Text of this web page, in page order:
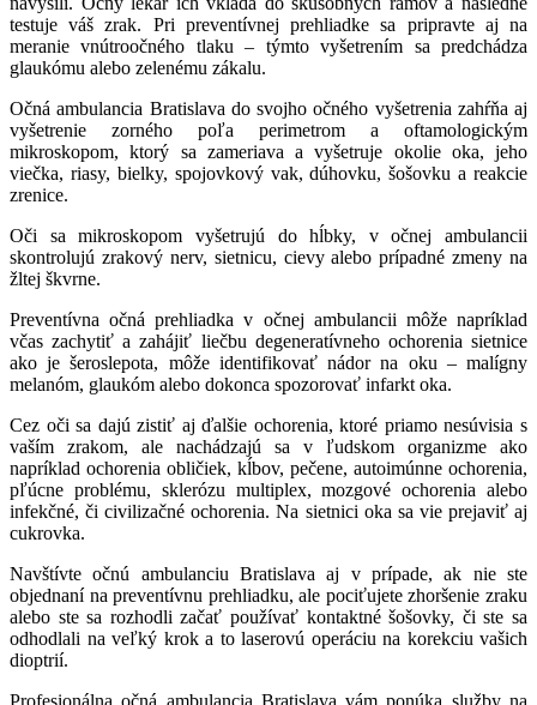
testuje váš zrak. Pri preventívnej prehliadke sa pripravte aj na
meranie vnútroočného tlaku – týmto vyšetrením sa predchádza
glaukómu alebo zelenému zákalu.
Očná ambulancia Bratislava do svojho očného vyšetrenia zahŕňa aj
vyšetrenie zorného poľa perimetrom a oftamologickým
mikroskopom, ktorý sa zameriava a vyšetruje okolie oka, jeho
viečka, riasy, bielky, spojovkový vak, dúhovku, šošovku a reakcie
zrenice.
Oči sa mikroskopom vyšetrujú do hĺbky, v očnej ambulancii
skontrolujú zrakový nerv, sietnicu, cievy alebo prípadné zmeny na
žltej škvrne.
Preventívna očná prehliadka v očnej ambulancii môže napríklad
včas zachytiť a zahájiť liečbu degeneratívneho ochorenia sietnice
ako je šeroslepota, môže identifikovať nádor na oku – malígny
melanóm, glaukóm alebo dokonca spozorovať infarkt oka.
Cez oči sa dajú zistiť aj ďalšie ochorenia, ktoré priamo nesúvisia s
vaším zrakom, ale nachádzajú sa v ľudskom organizme ako
napríklad ochorenia obličiek, kĺbov, pečene, autoimúnne ochorenia,
pľúcne problému, sklerózu multiplex, mozgové ochorenia alebo
infekčné, či civilizačné ochorenia. Na sietnici oka sa vie prejaviť aj
cukrovka.
Navštívte očnú ambulanciu Bratislava aj v prípade, ak nie ste
objednaní na preventívnu prehliadku, ale pociťujete zhoršenie zraku
alebo ste sa rozhodli začať používať kontaktné šošovky, či ste sa
odhodlali na veľký krok a to laserovú operáciu na korekciu vašich
dioptrií.
Profesionálna očná ambulancia Bratislava vám ponúka služby na